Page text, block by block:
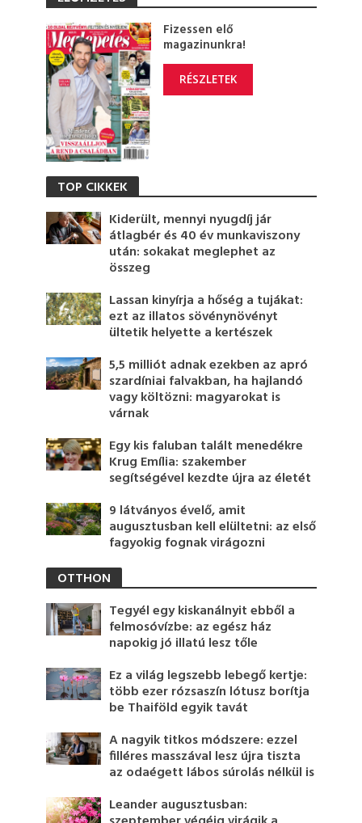
Fizessen elő
magazinunkra!
RÉSZLETEK
TOP CIKKEK
Kiderült, mennyi nyugdíj jár
átlagbér és 40 év munkaviszony
után: sokakat meglephet az
összeg
Lassan kinyírja a hőség a tujákat:
ezt az illatos sövénynövényt
ültetik helyette a kertészek
5,5 milliót adnak ezekben az apró
szardíniai falvakban, ha hajlandó
vagy költözni: magyarokat is
várnak
Egy kis faluban talált menedékre
Krug Emília: szakember
segítségével kezdte újra az életét
9 látványos évelő, amit
augusztusban kell elültetni: az első
fagyokig fognak virágozni
OTTHON
Tegyél egy kiskanálnyit ebből a
felmosóvízbe: az egész ház
napokig jó illatú lesz tőle
Ez a világ legszebb lebegő kertje:
több ezer rózsaszín lótusz borítja
be Thaiföld egyik tavát
A nagyik titkos módszere: ezzel
filléres masszával lesz újra tiszta
az odaégett lábos súrolás nélkül is
Leander augusztusban: